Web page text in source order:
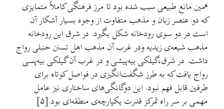
همین مانع طبیعی سبب شده بود تا مرز فرهنگی کاملاً متمایزی
که دو عنصر زبان و مذهب متفاوت از وجوه بسیار آشکار آن
است در دو سوی رودخانه شکل بگیرد. در شرق این رودخانه
مذهب شیعه‌ی زیدیه ودر غرب آن مذهب اهل تسنن حنبلی رواج
داشت. در شرق،گیلکی بیه‌پیشی و در غرب آن گیلکی بیه‌پسی
رواج یافت که به طرز شگفت‌انگیزی در فواصل کوتاه برای
طرفین قابل فهم نبود. این دوگانگی‌های ساختاری نیز عامل
مهمی بر سر راه تمرکز قدرت یکپارچه‌ی منطقه‌ای بود.[۵]